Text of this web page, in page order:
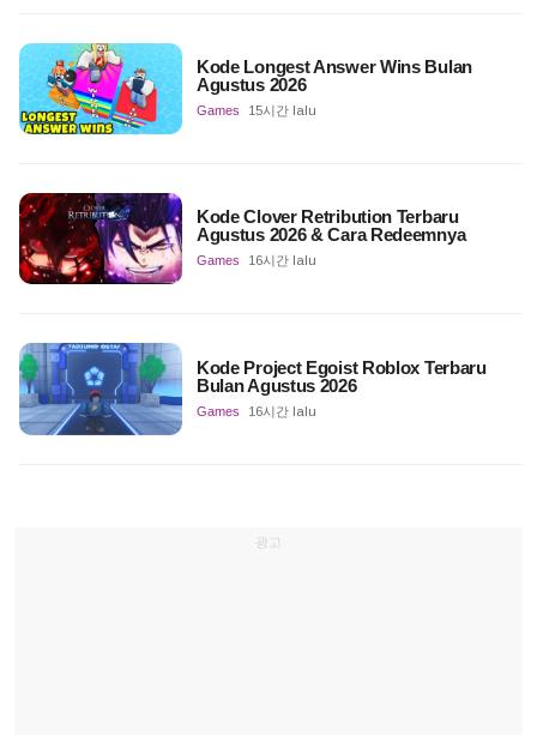
Kode Longest Answer Wins Bulan
Agustus 2026
Games 15시간 lalu
Kode Clover Retribution Terbaru
Agustus 2026 & Cara Redeemnya
Games 16시간 lalu
Kode Project Egoist Roblox Terbaru
Bulan Agustus 2026
Games 16시간 lalu
광고